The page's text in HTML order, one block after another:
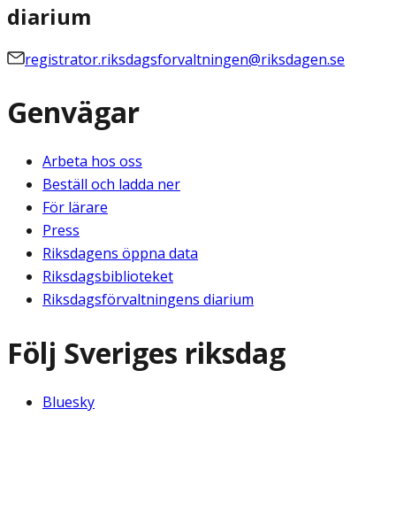
diarium
registrator.riksdagsforvaltningen@riksdagen.se
Genvägar
Arbeta hos oss
Beställ och ladda ner
För lärare
Press
Riksdagens öppna data
Riksdagsbiblioteket
Riksdagsförvaltningens diarium
Följ Sveriges riksdag
Bluesky